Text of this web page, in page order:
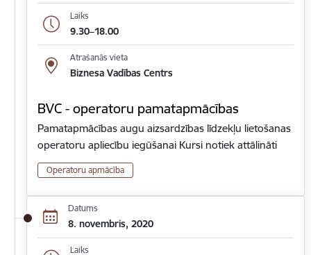
Laiks
9.30–18.00
Atrašanās vieta
Biznesa Vadības Centrs
BVC - operatoru pamatapmācības
Pamatapmācības augu aizsardzības līdzekļu lietošanas
operatoru apliecību iegūšanai Kursi notiek attālināti
Operatoru apmācība
Datums
8. novembris, 2020
Laiks